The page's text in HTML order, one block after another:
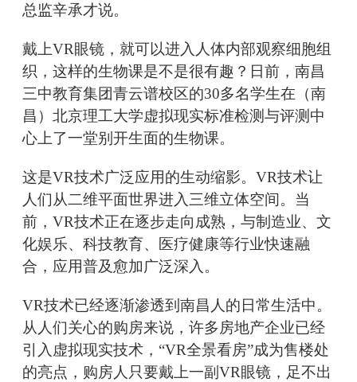
总监辛承才说。
戴上VR眼镜，就可以进入人体内部观察细胞组
织，这样的生物课是不是很有趣？日前，南昌
三中教育集团青云谱校区的30多名学生在（南
昌）北京理工大学虚拟现实标准检测与评测中
心上了一堂别开生面的生物课。
这是VR技术广泛应用的生动缩影。VR技术让
人们从二维平面世界进入三维立体空间。当
前，VR技术正在逐步走向成熟，与制造业、文
化娱乐、科技教育、医疗健康等行业快速融
合，应用普及愈加广泛深入。
VR技术已经逐渐渗透到南昌人的日常生活中。
从人们关心的购房来说，许多房地产企业已经
引入虚拟现实技术，“VR全景看房”成为售楼处
的亮点，购房人只要戴上一副VR眼镜，足不出